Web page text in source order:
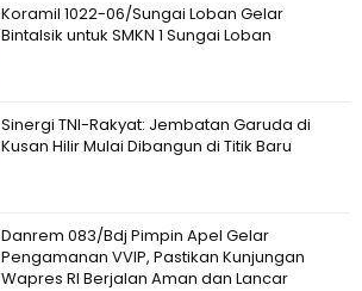
Koramil 1022-06/Sungai Loban Gelar
Bintalsik untuk SMKN 1 Sungai Loban
Sinergi TNI-Rakyat: Jembatan Garuda di
Kusan Hilir Mulai Dibangun di Titik Baru
Danrem 083/Bdj Pimpin Apel Gelar
Pengamanan VVIP, Pastikan Kunjungan
Wapres RI Berjalan Aman dan Lancar